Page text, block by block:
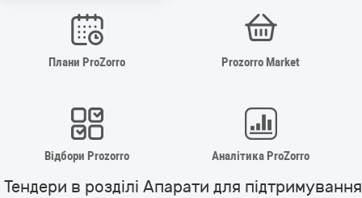
Плани ProZorro Prozorro Market
Відбори Prozorro Аналітика ProZorro
Тендери в розділі Апарати для підтримування